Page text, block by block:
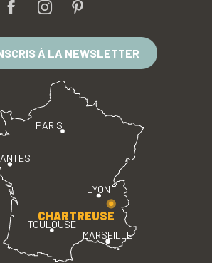
À LA NEWSLETTER
PARIS
LYON
TOULOUSE
MARSEILLE
CHARTREUSE